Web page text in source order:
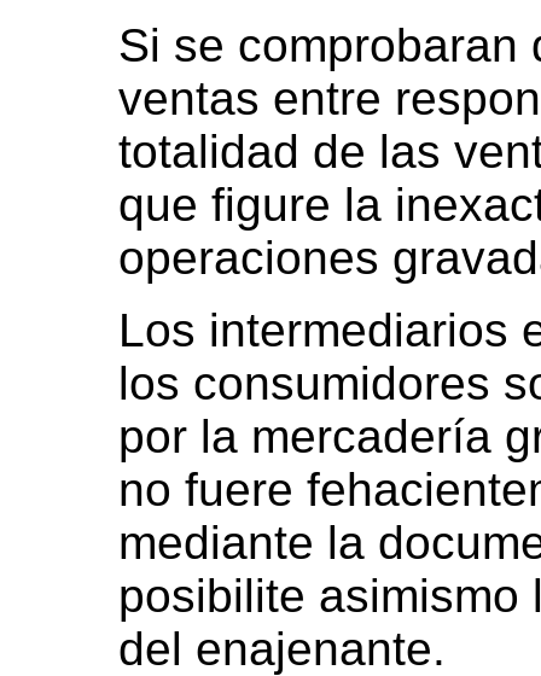
Si se comprobaran
ventas entre
totalidad de las
que figure la
operaciones
Los intermediarios
los consumidores
por la mercadería
no fuere
mediante la
posibilite asimismo
del enajenante.